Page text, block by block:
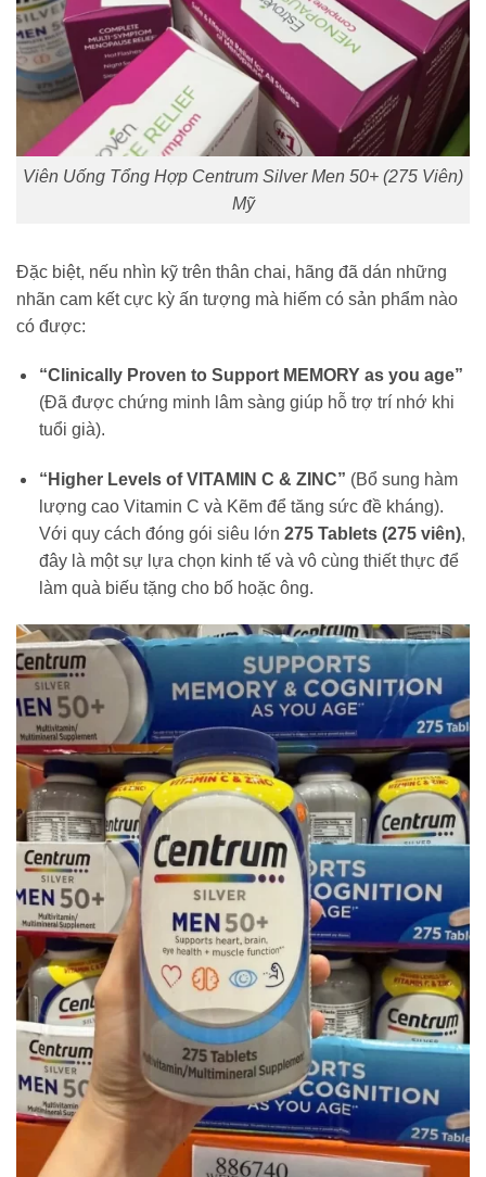
Viên Uống Tổng Hợp Centrum Silver Men 50+ (275 Viên)
Mỹ
Đặc biệt, nếu nhìn kỹ trên thân chai, hãng đã dán những
nhãn cam kết cực kỳ ấn tượng mà hiếm có sản phẩm nào
có được:
“Clinically Proven to Support MEMORY as you age”
(Đã được chứng minh lâm sàng giúp hỗ trợ trí nhớ khi
tuổi già).
“Higher Levels of VITAMIN C & ZINC” (Bổ sung hàm
lượng cao Vitamin C và Kẽm để tăng sức đề kháng).
Với quy cách đóng gói siêu lớn 275 Tablets (275 viên),
đây là một sự lựa chọn kinh tế và vô cùng thiết thực để
làm quà biếu tặng cho bố hoặc ông.